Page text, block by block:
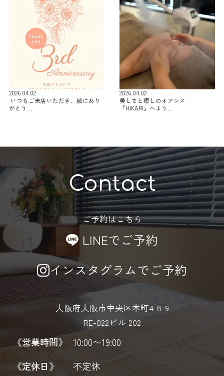
2026.04.02
⁡ いつもご来店いただき、誠にあり
がとう…
2026.04.02
美しさと癒しのオアシス
「HIKARI」へよう…
Contact
ご予約はこちら
LINEでご予約
インスタグラムでご予約
大阪府大阪市中央区本町4-8-9
RE-022ビル 202
《営業時間》
10:00〜19:00
《定休日》
不定休